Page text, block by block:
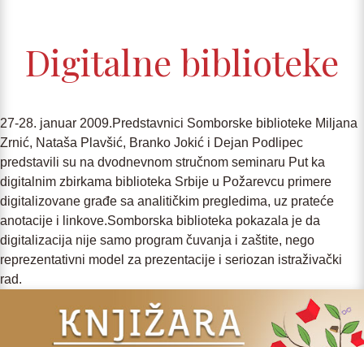
Digitalne biblioteke
27-28. januar 2009.Predstavnici Somborske biblioteke Miljana
Zrnić, Nataša Plavšić, Branko Jokić i Dejan Podlipec
predstavili su na dvodnevnom stručnom seminaru Put ka
digitalnim zbirkama biblioteka Srbije u Požarevcu primere
digitalizovane građe sa analitičkim pregledima, uz prateće
anotacije i linkove.Somborska biblioteka pokazala je da
digitalizacija nije samo program čuvanja i zaštite, nego
reprezentativni model za prezentacije i seriozan istraživački
rad.